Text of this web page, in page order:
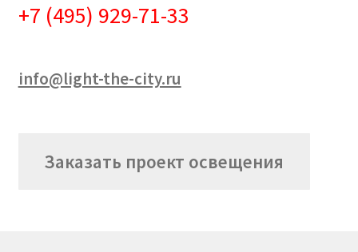
+7 (495) 929-71-33
info@light-the-city.ru
Заказать проект освещения